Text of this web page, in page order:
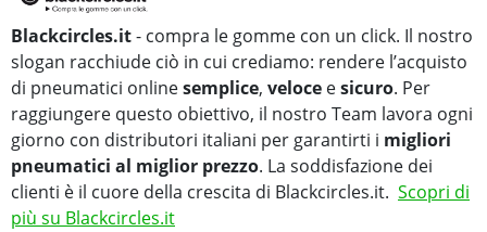
Blackcircles.it- compra le gomme con un click. Il nostro
slogan racchiude ciò in cui crediamo: rendere l’acquisto
di pneumatici onlinesemplice, veloce esicuro. Per
raggiungere questo obiettivo, il nostro Team lavora ogni
giorno con distributori italiani per garantirti i migliori
pneumatici al miglior prezzo. La soddisfazione dei
clienti è il cuore della crescita di Blackcircles.it. Scopri di
più su Blackcircles.it